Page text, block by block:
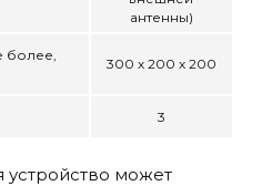
антенны)
более,
300 х 200 х 200
3
может